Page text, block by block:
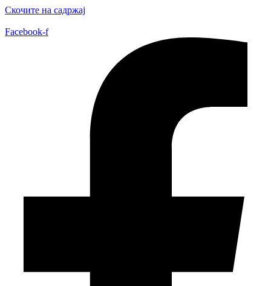
Скочите на садржај
Facebook-f